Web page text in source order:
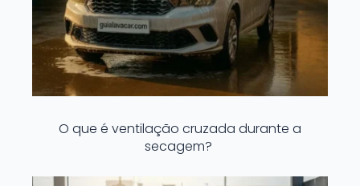
O que é ventilação cruzada durante a
secagem?